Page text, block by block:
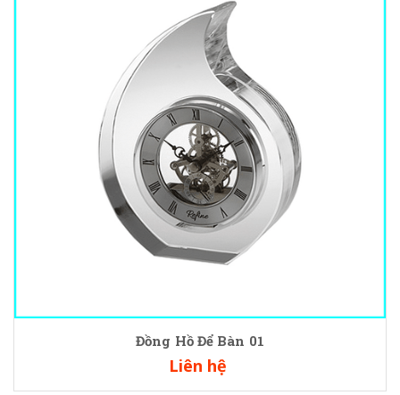
Đồng Hồ Để Bàn 01
Liên hệ